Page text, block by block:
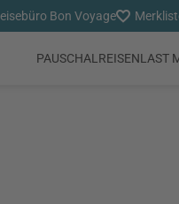
Bon Voyage
PAUSCHALREISENLAST